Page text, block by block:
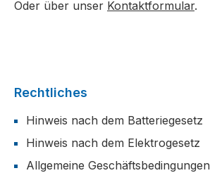
Oder über unser Kontaktformular.
Rechtliches
Hinweis nach dem Batteriegesetz
Hinweis nach dem Elektrogesetz
Allgemeine Geschäftsbedingungen